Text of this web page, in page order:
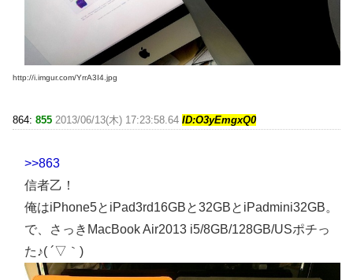
http://i.imgur.com/YrrA3I4.jpg
864: 855 2013/06/13(木) 17:23:58.64 ID:O3yEmgxQ0
>>863
信者乙！
俺はiPhone5とiPad3rd16GBと32GBとiPadmini32GB。
で、さっきMacBook Air2013 i5/8GB/128GB/USポチっ
た♪( ´▽｀)